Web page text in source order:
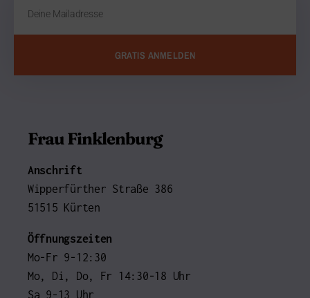
GRATIS ANMELDEN
Frau Finklenburg
Anschrift
Wipperfürther Straße 386
51515 Kürten
Öffnungszeiten
Mo-Fr 9-12:30
Mo, Di, Do, Fr 14:30-18 Uhr
Sa 9-13 Uhr